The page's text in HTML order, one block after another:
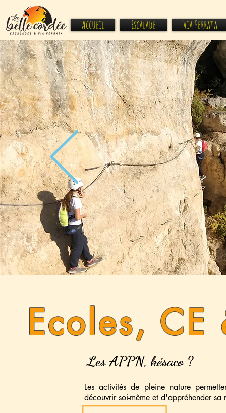
Accueil Escalade Via Ferrata
Ecoles,
Les APPN, késaco ?
Les activités de pleine nature
découvrir soi-même et d'appréhender sa